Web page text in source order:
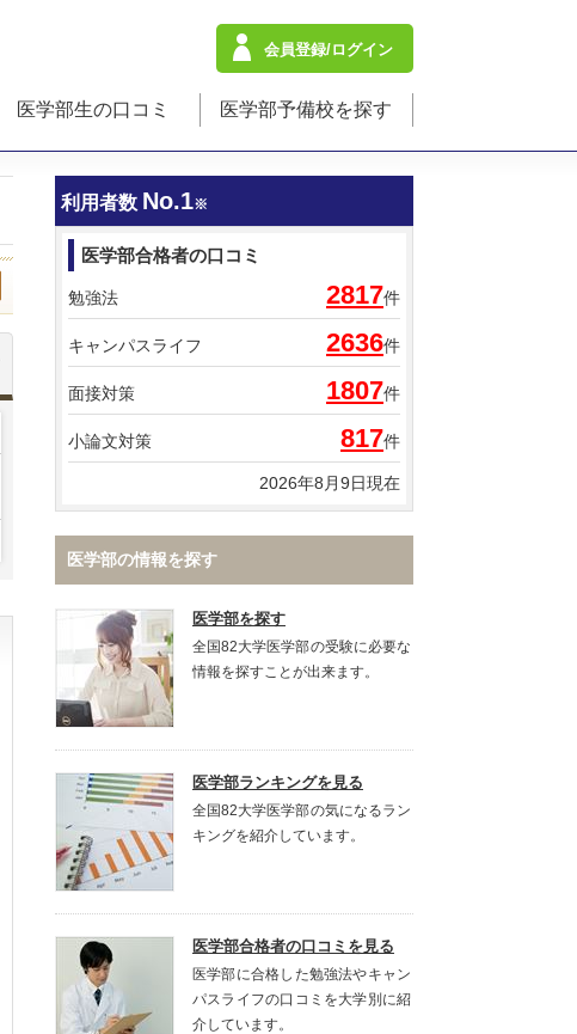
会員登録/ログイン
医学部生の口コミ 医学部予備校を探す
利用者数 No.1※
医学部合格者の口コミ
勉強法 2817件
キャンパスライフ 2636件
面接対策 1807件
小論文対策 817件
2026年8月9日現在
医学部の情報を探す
医学部を探す
全国82大学医学部の受験に必要な
情報を探すことが出来ます。
医学部ランキングを見る
全国82大学医学部の気になるラン
キングを紹介しています。
医学部合格者の口コミを見る
医学部に合格した勉強法やキャン
パスライフの口コミを大学別に紹
介しています。